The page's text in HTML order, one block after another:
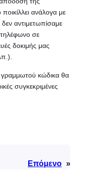
ανάλογα με
αντιμετωπίσαμε
σε
δοκιμής μας
γραμμωτού κώδικα θα
συγκεκριμένες
Επόμενο »